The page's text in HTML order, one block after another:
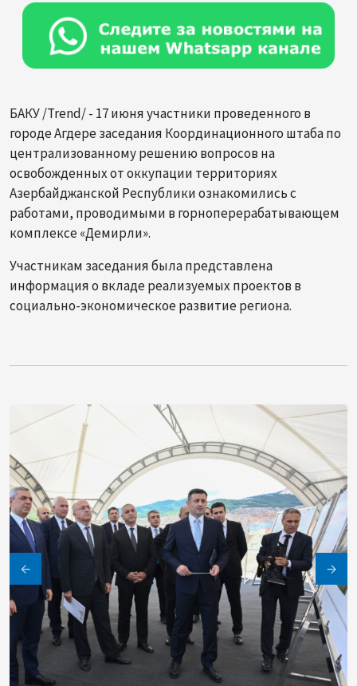
БАКУ /Trend/ - 17 июня участники проведенного в
городе Агдере заседания Координационного штаба по
централизованному решению вопросов на
освобожденных от оккупации территориях
Азербайджанской Республики ознакомились с
работами, проводимыми в горноперерабатывающем
комплексе «Демирли».
Участникам заседания была представлена
информация о вкладе реализуемых проектов в
социально-экономическое развитие региона.